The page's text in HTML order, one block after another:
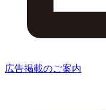
広告掲載のご案内